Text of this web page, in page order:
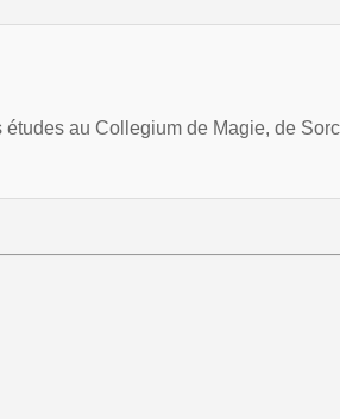
au Collegium de Magie, de